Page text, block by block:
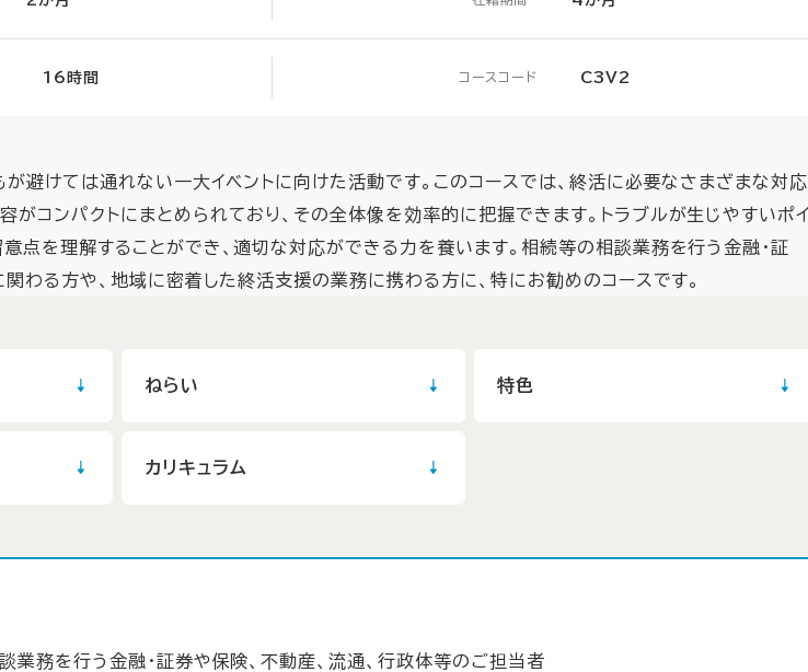
16時間 コースコード C3V2
が避けては通れない一大イベントに向けた活動です。このコースでは、終活に必要なさまざまな対応
がコンパクトにまとめられており、その全体像を効率的に把握できます。トラブルが生じやすいポ
意点を理解することができ、適切な対応ができる力を養います。相続等の相談業務を行う金融・証
関わる方や、地域に密着した終活支援の業務に携わる方に、特にお勧めのコースです。
ねらい 特色
カリキュラム
業務を行う金融・証券や保険、不動産、流通、行政体等のご担当者